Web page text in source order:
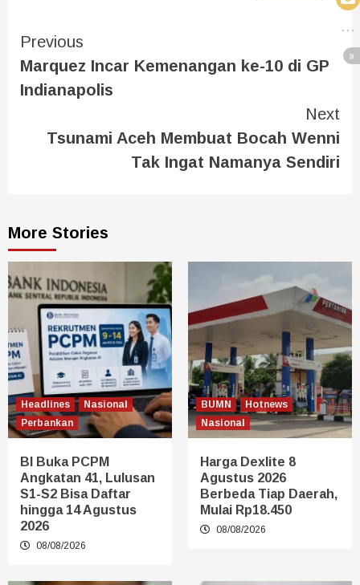
Previous
Marquez Incar Kemenangan ke-10 di GP
Indianapolis
Next
Tsunami Aceh Membuat Bocah Wenni
Tak Ingat Namanya Sendiri
More Stories
Headlines
Nasional
Perbankan
BI Buka PCPM
Angkatan 41, Lulusan
S1-S2 Bisa Daftar
hingga 14 Agustus
2026
08/08/2026
BUMN
Hotnews
Nasional
Harga Dexlite 8
Agustus 2026
Berbeda Tiap Daerah,
Mulai Rp18.450
08/08/2026